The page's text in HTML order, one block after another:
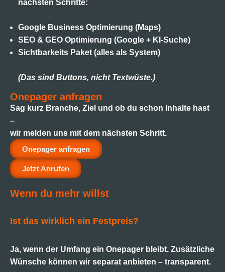
nächsten Schritte:
Google Business Optimierung (Maps)
SEO & GEO Optimierung (Google + KI-Suche)
Sichtbarkeits Paket (alles als System)
(Das sind Buttons, nicht Textwüste.)
Onepager anfragen
Sag kurz Branche, Ziel und ob du schon Inhalte hast
–
wir melden uns mit dem nächsten Schritt.
Onepager anfragen
Jetzt Anrufen
Wenn du mehr willst
Ist das wirklich ein Festpreis?
Ja, wenn der Umfang ein Onepager bleibt. Zusätzliche
Wünsche können wir separat anbieten – transparent.